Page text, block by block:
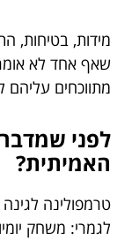
מידות, בטיחות,
שאף אחד לא
מתווכחים עליהם
לפני
האמיתית?
טרמפולינה
לגמרי: משחק